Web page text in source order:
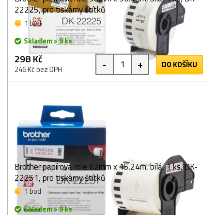
22225, pro tiskárny štítků
1 bod
Skladem > 9 ks
298 Kč
246 Kč bez DPH - + DO KOŠÍKU
Brother papírová role 62mm x 15.24m, bílá, 1 ks, DK-
22251, pro tiskárny štítků
1 bod
Skladem > 9 ks